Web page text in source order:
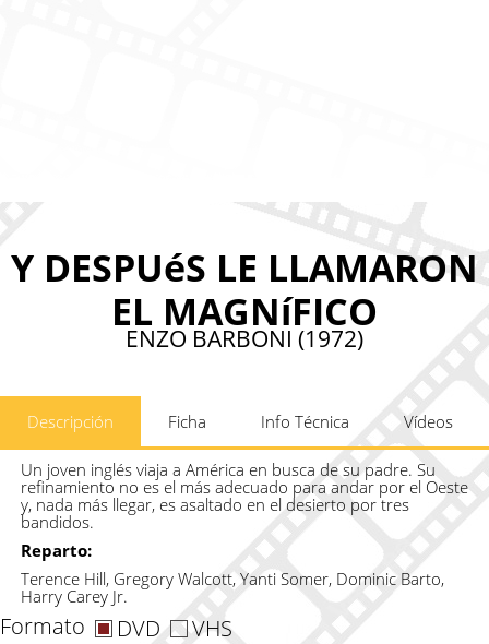
Y DESPUéS LE LLAMARON
EL MAGNíFICO
ENZO BARBONI (1972)
Descripción Ficha Info Técnica Vídeos
Un joven inglés viaja a América en busca de su padre. Su
refinamiento no es el más adecuado para andar por el Oeste
y, nada más llegar, es asaltado en el desierto por tres
bandidos.
Reparto:
Terence Hill, Gregory Walcott, Yanti Somer, Dominic Barto,
Harry Carey Jr.
Formato DVD VHS